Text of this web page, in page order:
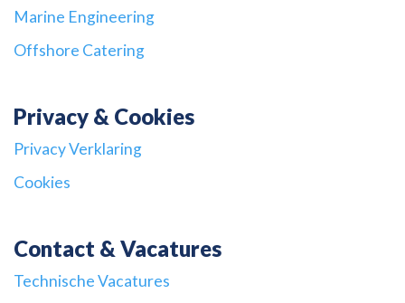
Marine Engineering
Offshore Catering
Privacy & Cookies
Privacy Verklaring
Cookies
Contact & Vacatures
Technische Vacatures